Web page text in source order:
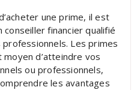
une prime, il est
financier qualifié
Les primes
d’atteindre vos
ou professionnels,
les avantages